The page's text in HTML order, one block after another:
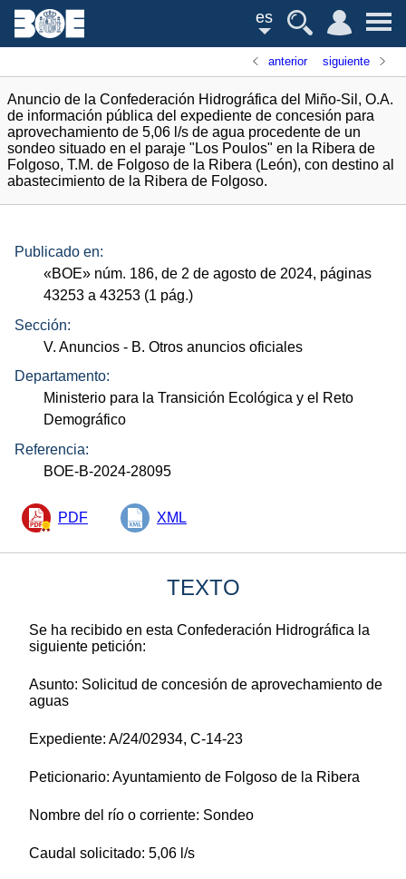
es
anterior siguiente
Anuncio de la Confederación Hidrográfica del Miño-Sil, O.A.
de información pública del expediente de concesión para
aprovechamiento de 5,06 l/s de agua procedente de un
sondeo situado en el paraje "Los Poulos" en la Ribera de
Folgoso, T.M. de Folgoso de la Ribera (León), con destino al
abastecimiento de la Ribera de Folgoso.
Publicado en:
«BOE» núm. 186, de 2 de agosto de 2024, páginas
43253 a 43253 (1 pág.)
Sección:
V. Anuncios - B. Otros anuncios oficiales
Departamento:
Ministerio para la Transición Ecológica y el Reto
Demográfico
Referencia:
BOE-B-2024-28095
PDF XML
TEXTO
Se ha recibido en esta Confederación Hidrográfica la
siguiente petición:
Asunto: Solicitud de concesión de aprovechamiento de
aguas
Expediente: A/24/02934, C-14-23
Peticionario: Ayuntamiento de Folgoso de la Ribera
Nombre del río o corriente: Sondeo
Caudal solicitado: 5,06 l/s